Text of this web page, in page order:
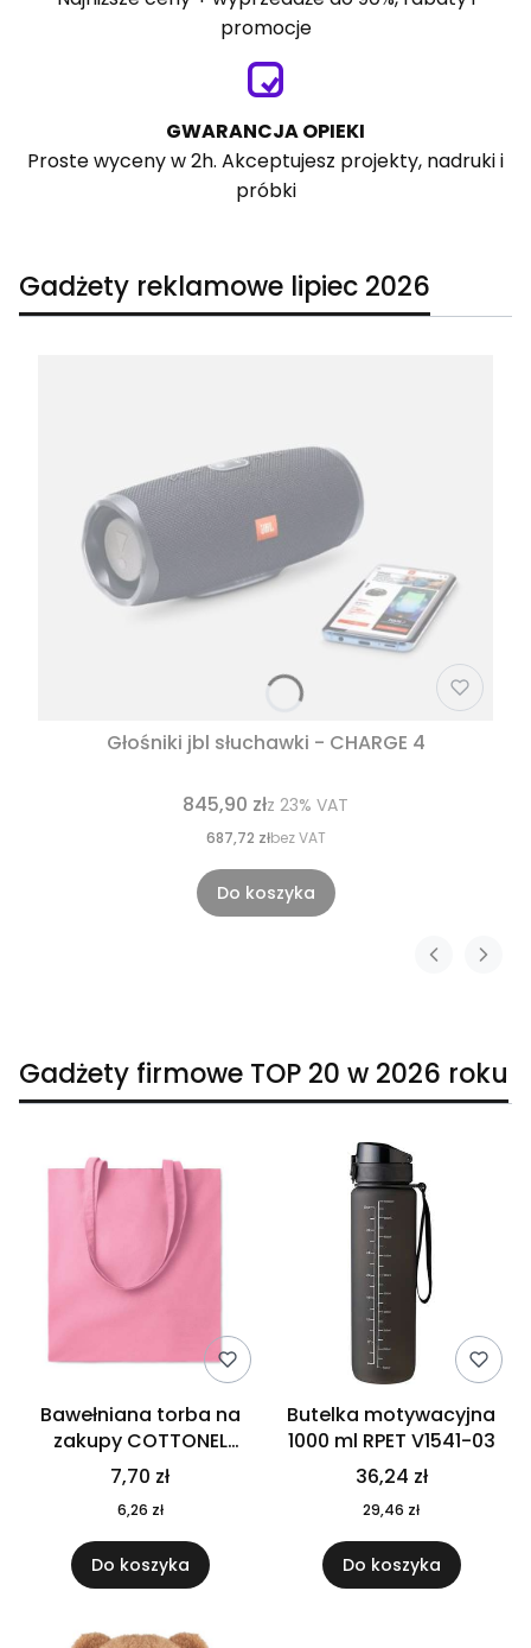
promocje
GWARANCJA OPIEKI
Proste wyceny w 2h. Akceptujesz projekty, nadruki i
próbki
Gadżety reklamowe lipiec 2026
Głośniki jbl słuchawki - CHARGE 4
845,90 złz 23% VAT
687,72 złbez VAT
Do koszyka
Gadżety firmowe TOP 20 w 2026 roku
Bawełniana torba na
zakupy COTTONEL
COLOUR++ MO9846-11
7,70 zł
6,26 zł
Do koszyka
Butelka motywacyjna
1000 ml RPET V1541-03
36,24 zł
29,46 zł
Do koszyka